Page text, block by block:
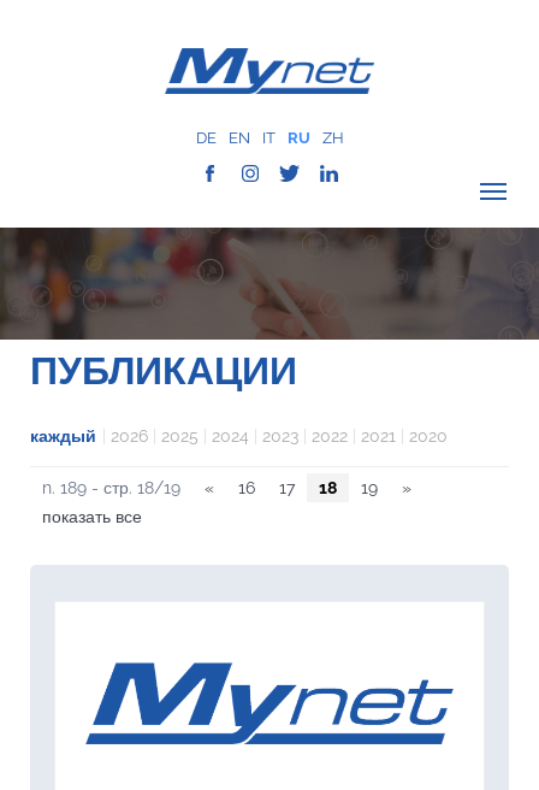
DE EN IT RU ZH
ПРОВЕРИТЬ ПОКРЫТИЕ
О КОМПАНИИ
СЕТЬ
УСЛУГИ
ИСТОРИЯ
КОММУНИКАЦИЯ
ПУБЛИКАЦИИ
каждый 2026 2025 2024 2023 2022 2021 2020
n. 189 - стр. 18/19 « 16 17 18 19
»
показать все